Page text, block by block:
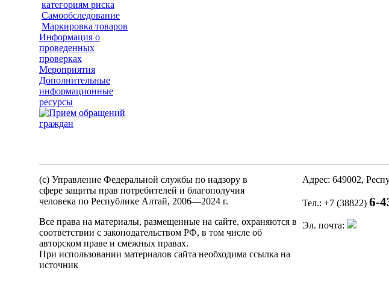
категориям риска
Самообследование
Маркировка товаров
Информация о
проведенных
проверках
Мероприятия
Дополнительные
информационные
ресурсы
(c) Управление Федеральной службы по надзору в
сфере защиты прав потребителей и благополучия
человека по Республике Алтай, 2006—2024 г.
Все права на материалы, размещенные на сайте, охраняются в
соответствии с законодательством РФ, в том числе об
авторском праве и смежных правах.
При использовании материалов сайта необходима ссылка на
источник
Адрес: 649002,
Тел.: +7 (38822) 6-
Эл. почта: